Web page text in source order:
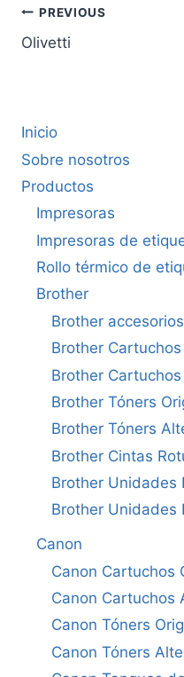
PREVIOUS
Olivetti
Inicio
Sobre nosotros
Productos
Impresoras
Impresoras de
Rollo térmico de
Brother
Brother accesorios
Brother
Brother
Brother Tóners
Brother Tóners
Brother Cintas
Brother Unidades
Brother Unidades
Canon
Canon Cartuchos
Canon Cartuchos
Canon Tóners
Canon Tóners